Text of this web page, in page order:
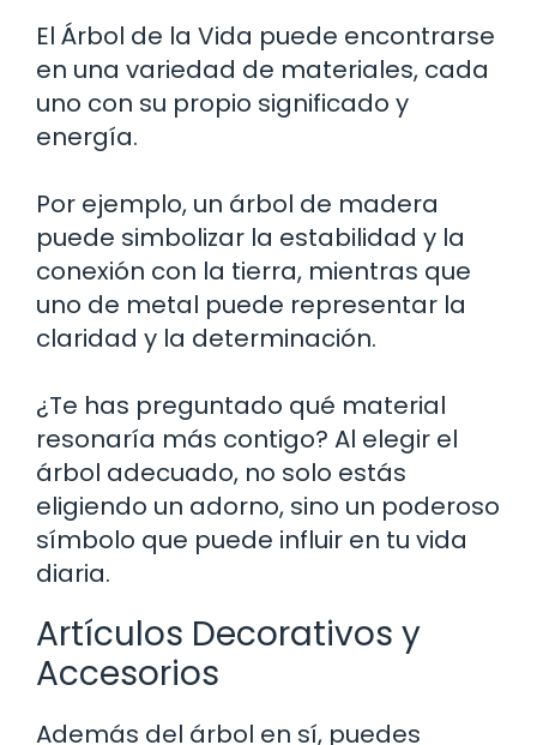
El Árbol de la Vida puede encontrarse
en una variedad de materiales, cada
uno con su propio significado y
energía.
Por ejemplo, un árbol de madera
puede simbolizar la estabilidad y la
conexión con la tierra, mientras que
uno de metal puede representar la
claridad y la determinación.
¿Te has preguntado qué material
resonaría más contigo? Al elegir el
árbol adecuado, no solo estás
eligiendo un adorno, sino un poderoso
símbolo que puede influir en tu vida
diaria.
Artículos Decorativos y
Accesorios
Además del árbol en sí, puedes